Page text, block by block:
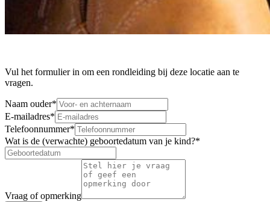
Vul het formulier in om een rondleiding bij deze locatie aan te
vragen.
Naam ouder*
E-mailadres*
Telefoonnummer*
Wat is de (verwachte) geboortedatum van je kind?*
Vraag of opmerking